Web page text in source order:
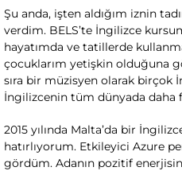
Şu anda, işten aldığım iznin
verdim. BELS’te İngilizce
hayatımda ve tatillerde
çocuklarım yetişkin olduğuna
sıra bir müzisyen olarak birçok
İngilizcenin tüm dünyada daha
2015 yılında Malta’da bir
hatırlıyorum. Etkileyici Azure
gördüm. Adanın pozitif